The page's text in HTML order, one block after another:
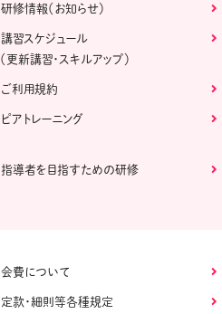
研修情報（お知らせ）
講習スケジュール
（更新講習・スキルアップ）
ご利用規約
ピアトレーニング
指導者を目指すための研修
会費について
定款・細則等各種規定